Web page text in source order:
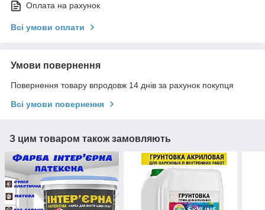
Оплата на рахунок
Всі умови оплати
Умови повернення
Повернення товару впродовж 14 днів за рахунок покупця
Всі умови повернення
З цим товаром також замовляють